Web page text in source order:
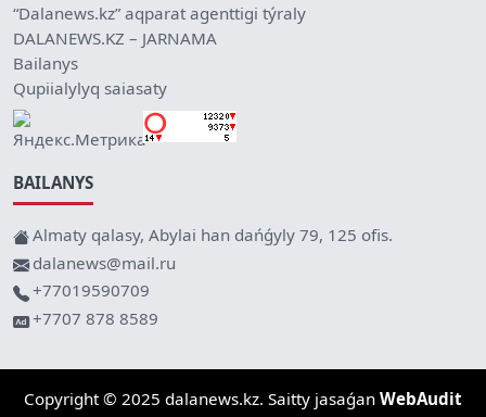
“Dalanews.kz” aqparat agenttigi týraly
DALANEWS.KZ – JARNAMA
Bailanys
Qupiialylyq saiasaty
BAILANYS
Almaty qalasy, Abylai han dańǵyly 79, 125 ofis.
dalanews@mail.ru
+77019590709
+7707 878 8589
Copyright © 2025 dalanews.kz. Saitty jasaǵan WebAudit